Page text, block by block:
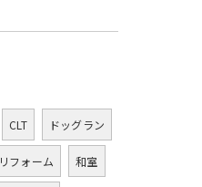
CLT ドッグラン
リフォーム 和室